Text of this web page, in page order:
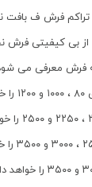
تراکم فرش ف
بی کیفیتی فرش
فرش معرفی می شود